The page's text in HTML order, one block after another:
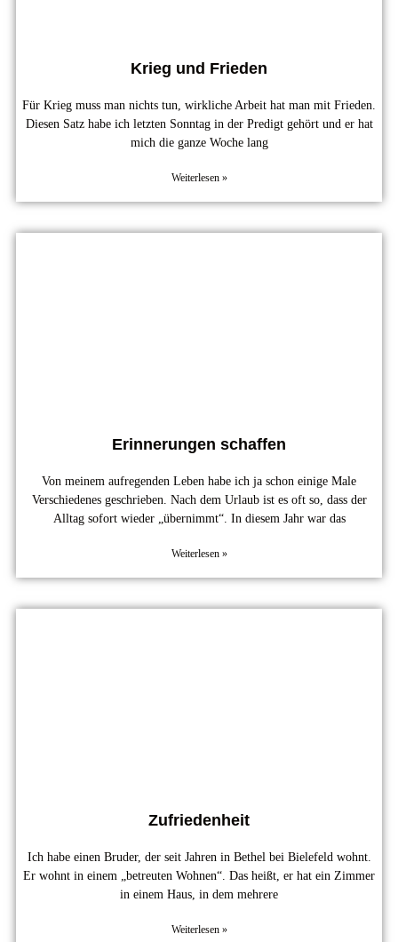
Krieg und Frieden
Für Krieg muss man nichts tun, wirkliche Arbeit hat man mit Frieden.
Diesen Satz habe ich letzten Sonntag in der Predigt gehört und er hat
mich die ganze Woche lang
Weiterlesen »
Erinnerungen schaffen
Von meinem aufregenden Leben habe ich ja schon einige Male
Verschiedenes geschrieben. Nach dem Urlaub ist es oft so, dass der
Alltag sofort wieder „übernimmt“. In diesem Jahr war das
Weiterlesen »
Zufriedenheit
Ich habe einen Bruder, der seit Jahren in Bethel bei Bielefeld wohnt.
Er wohnt in einem „betreuten Wohnen“. Das heißt, er hat ein Zimmer
in einem Haus, in dem mehrere
Weiterlesen »